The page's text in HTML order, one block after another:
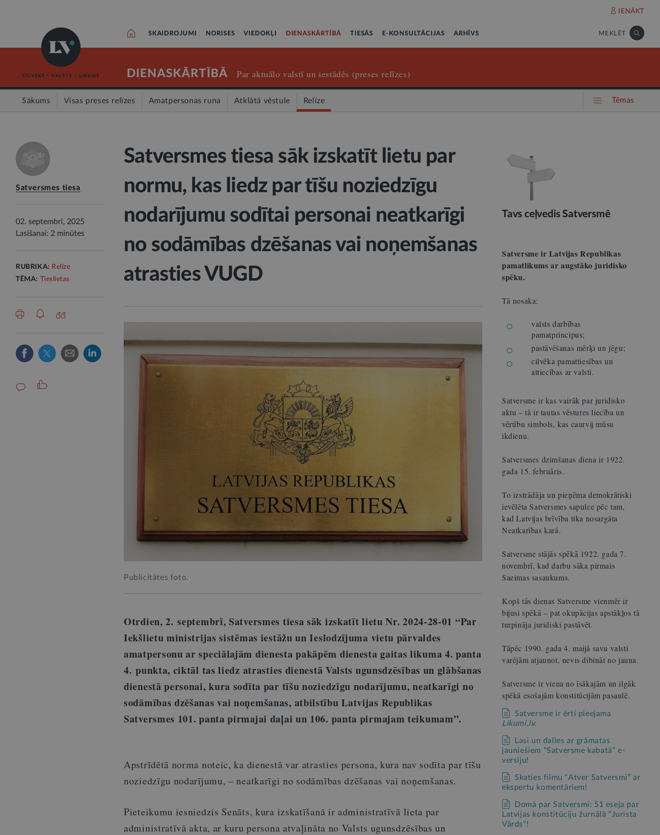
IENĀKT
SKAIDROJUMI NORISES VIEDOKĻI DIENASKĀRTĪBĀ TIESĀS E-KONSULTĀCIJAS ARHĪVS MEKLĒT
DIENASKĀRTĪBĀ Par aktuālo valstī un iestādēs (preses relīzes)
Sākums Visas preses relīzes Amatpersonas runa Atklātā vēstule Relīze Tēmas
Satversmes tiesa
02. septembrī, 2025
Lasīšanai: 2 minūtes
RUBRIKA: Relīze
TĒMA:
Tieslietas
Satversmes tiesa sāk izskatīt lietu par
normu, kas liedz par tīšu noziedzīgu
nodarījumu sodītai personai neatkarīgi
no sodāmības dzēšanas vai noņemšanas
atrasties VUGD
Publicitātes foto.
Otrdien, 2. septembrī, Satversmes tiesa sāk izskatīt lietu Nr. 2024-28-01 “Par
Iekšlietu ministrijas sistēmas iestāžu un Ieslodzījuma vietu pārvaldes
amatpersonu ar speciālajām dienesta pakāpēm dienesta gaitas likuma 4. panta
4. punkta, ciktāl tas liedz atrasties dienestā Valsts ugunsdzēsības un glābšanas
dienestā personai, kura sodīta par tīšu noziedzīgu nodarījumu, neatkarīgi no
sodāmības dzēšanas vai noņemšanas, atbilstību Latvijas Republikas
Satversmes 101. panta pirmajai daļai un 106. panta pirmajam teikumam”.
Apstrīdētā norma noteic, ka dienestā var atrasties persona, kura nav sodīta par tīšu
noziedzīgu nodarījumu, – neatkarīgi no sodāmības dzēšanas vai noņemšanas.
Pieteikumu iesniedzis Senāts, kura izskatīšanā ir administratīvā lieta par
administratīvā akta, ar kuru persona atvaļināta no Valsts ugunsdzēsības un
Tavs ceļvedis Satversmē
Satversme ir Latvijas Republikas
pamatlikums ar augstāko juridisko
spēku.
Tā nosaka:
valsts darbības
pamatprincipus;
pastāvēšanas mērķi un jēgu;
cilvēka pamattiesības un
attiecības ar valsti.
Satversme ir kas vairāk par juridisko
aktu – tā ir tautas vēstures liecība un
vērtību simbols, kas caurvij mūsu
ikdienu.
Satversmes dzimšanas diena ir 1922.
gada 15. februāris.
To izstrādāja un pieņēma demokrātiski
ievēlēta Satversmes sapulce pēc tam,
kad Latvijas brīvība tika nosargāta
Neatkarības karā.
Satversme stājās spēkā 1922. gada 7.
novembrī, kad darbu sāka pirmais
Saeimas sasaukums.
Kopš tās dienas Satversme vienmēr ir
bijusi spēkā – pat okupācijas apstākļos tā
turpināja juridiski pastāvēt.
Tāpēc 1990. gada 4. maijā savu valsti
varējām atjaunot, nevis dibināt no jauna.
Satversme ir viena no īsākajām un ilgāk
spēkā esošajām konstitūcijām pasaulē.
Satversme ir ērti pieejama
Likumi.lv.
Lasi un dalies ar grāmatas
jauniešiem “Satversme kabatā” e-
versiju!
Skaties filmu “Atver Satversmi” ar
ekspertu komentāriem!
Domā par Satversmi: 51 eseja par
Latvijas konstitūciju žurnālā “Jurista
Vārds”!